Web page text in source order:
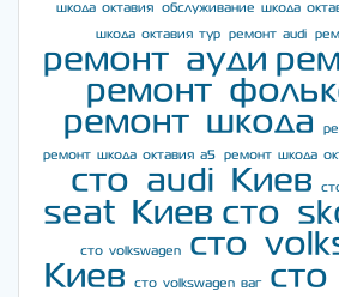
шкода октавия
обслуживание шкода
шкода октавия тур
ремонт audi
ремонт ауди
ремонт
ремонт шкода
ремонт шкода октавия а5
ремонт шкода
сто audi Киев
seat Киев сто
сто volkswagen
сто
Киев
сто volkswagen ваг